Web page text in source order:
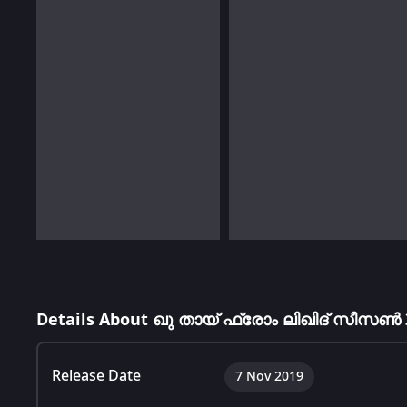
Details About ഖു തായ് ഫ്രോം ലിഖിദ് സീസൺ
Release Date 7 Nov 2019